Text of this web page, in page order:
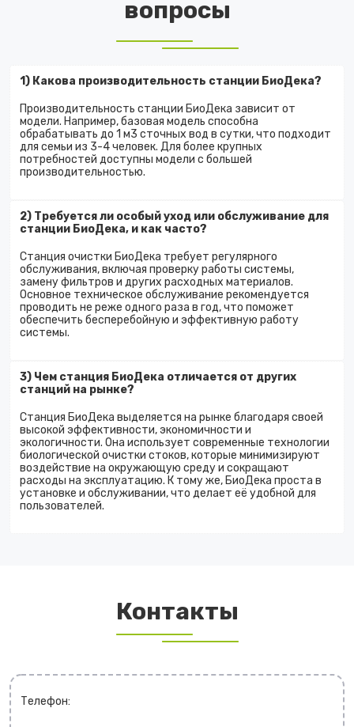
вопросы
1) Какова производительность станции БиоДека?
Производительность станции БиоДека зависит от
модели. Например, базовая модель способна
обрабатывать до 1 м3 сточных вод в сутки, что подходит
для семьи из 3-4 человек. Для более крупных
потребностей доступны модели с большей
производительностью.
2) Требуется ли особый уход или обслуживание для
станции БиоДека, и как часто?
Станция очистки БиоДека требует регулярного
обслуживания, включая проверку работы системы,
замену фильтров и других расходных материалов.
Основное техническое обслуживание рекомендуется
проводить не реже одного раза в год, что поможет
обеспечить бесперебойную и эффективную работу
системы.
3) Чем станция БиоДека отличается от других
станций на рынке?
Станция БиоДека выделяется на рынке благодаря своей
высокой эффективности, экономичности и
экологичности. Она использует современные технологии
биологической очистки стоков, которые минимизируют
воздействие на окружающую среду и сокращают
расходы на эксплуатацию. К тому же, БиоДека проста в
установке и обслуживании, что делает её удобной для
пользователей.
Контакты
Телефон: